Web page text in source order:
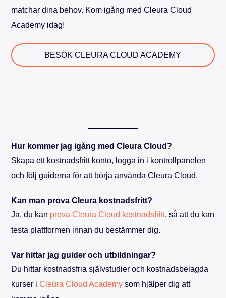
matchar dina behov. Kom igång med Cleura Cloud
Academy idag!
BESÖK CLEURA CLOUD ACADEMY
Hur kommer jag igång med Cleura Cloud?
Skapa ett kostnadsfritt konto, logga in i kontrollpanelen
och följ guiderna för att börja använda Cleura Cloud.
Kan man prova Cleura kostnadsfritt?
Ja, du kan prova Cleura Cloud kostnadsfritt, så att du kan
testa plattformen innan du bestämmer dig.
Var hittar jag guider och utbildningar?
Du hittar kostnadsfria självstudier och kostnadsbelagda
kurser i Cleura Cloud Academy som hjälper dig att